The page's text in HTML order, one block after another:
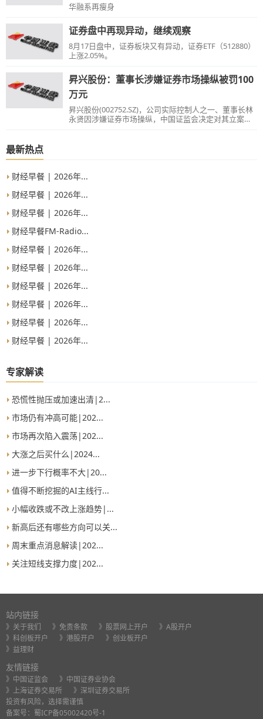
华融系再瘦身
证券盘中再现异动，继续观察
8月17日盘中，证券板块又有异动，证券ETF（512880）
上涨2.05%。
昇兴股份：董事长涉嫌证券市场操纵被罚100
万元
昇兴股份(002752.SZ)，公司实际控制人之一、董事长林
永贤因涉嫌证券市场操纵，中国证监会决定对其立案调
最新热点
财经早餐 | 2026年...
财经早餐 | 2026年...
财经早餐 | 2026年...
财经早餐FM-Radio...
财经早餐 | 2026年...
财经早餐 | 2026年...
财经早餐 | 2026年...
财经早餐 | 2026年...
财经早餐 | 2026年...
财经早餐 | 2026年...
专家解读
恐慌性抛压或加速出清|2...
市场仍有冲高可能|202...
市场再次陷入震荡|202...
大涨之后买什么|2024...
进一步下行概率不大|20...
值得不断挖掘的AI主线行...
小幅收跌或不改上涨趋势|...
新高后还有哪些方向可以关...
周末重点消息解读|202...
关注短线支撑力度|202...
站内链接
》关于我们 》免责条款 》股票网上开户
》A股开户
》科创板开户
》港股开户
》创业板开户
》益理财
友情链接
》中国证监会
》中国证券业协会
》上海证券交易所
》深圳证券交易所
投资有风险，选择需谨慎
备案号： 蜀ICP备05002420号-1